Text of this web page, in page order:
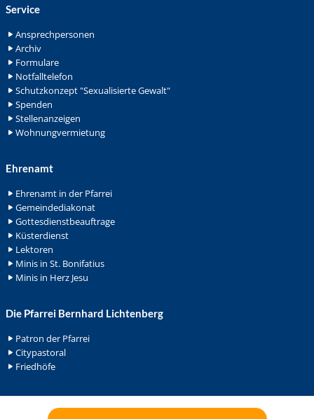
Service
Ansprechpersonen
Archiv
Formulare
Notfalltelefon
Schutzkonzept "Sexualisierte Gewalt"
Spenden
Stellenanzeigen
Wohnungvermietung
Ehrenamt
Ehrenamt in der Pfarrei
Gemeindediakonat
Gottesdienstbeauftrage
Küsterdienst
Lektoren
Minis in St. Bonifatius
Minis in Herz Jesu
Die Pfarrei Bernhard Lichtenberg
Patron der Pfarrei
Citypastoral
Friedhöfe